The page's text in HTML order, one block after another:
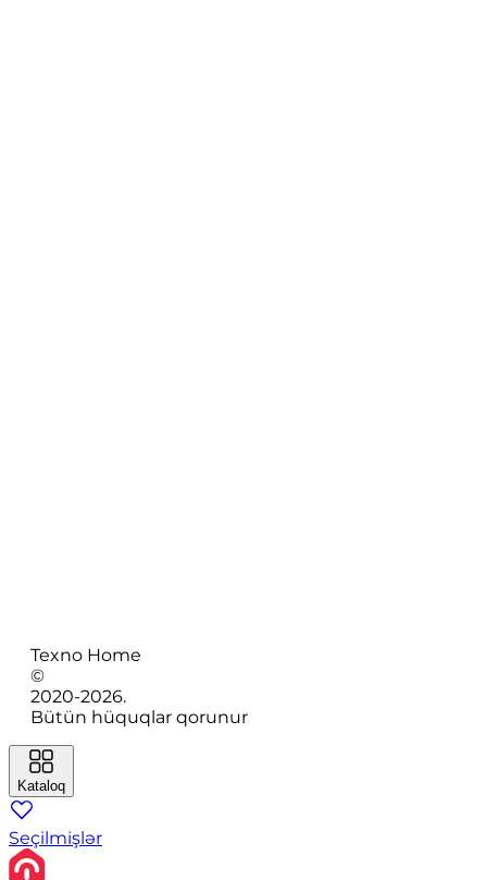
Texno Home
©
2020-2026.
Bütün hüquqlar qorunur
Kataloq
Seçilmişlər